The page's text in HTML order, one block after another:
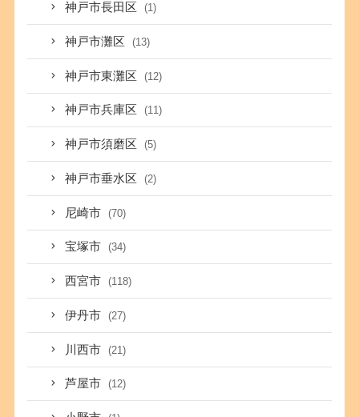
神戸市長田区 (1)
神戸市灘区 (13)
神戸市東灘区 (12)
神戸市兵庫区 (11)
神戸市須磨区 (5)
神戸市垂水区 (2)
尼崎市 (70)
宝塚市 (34)
西宮市 (118)
伊丹市 (27)
川西市 (21)
芦屋市 (12)